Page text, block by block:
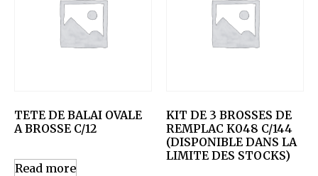
TETE DE BALAI OVALE
A BROSSE C/12
Read more
KIT DE 3 BROSSES DE
REMPLAC K048 C/144
(DISPONIBLE DANS LA
LIMITE DES STOCKS)